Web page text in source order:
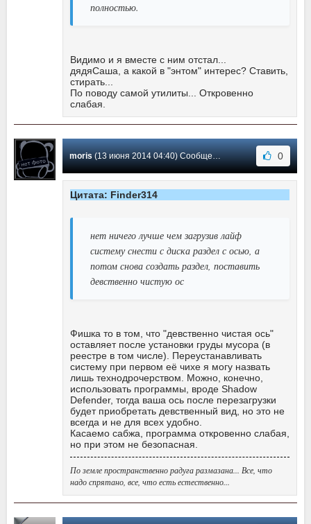
полностью.
Видимо и я вместе с ним отстал...
дядяСаша, а какой в "энтом" интерес? Ставить,
стирать...
По поводу самой утилиты... Откровенно
слабая.
moris(13 июня 2014 04:40) Сообщение #176 0
Цитата: Finder314
нет ничего лучше чем загрузив лайф
систему снести с диска раздел с осью, а
потом снова создать раздел, поставить
девственно чистую ос
Фишка то в том, что "девственно чистая ось"
оставляет после установки груды мусора (в
реестре в том числе). Переустанавливать
систему при первом её чихе я могу назвать
лишь технодрочерством. Можно, конечно,
использовать программы, вроде Shadow
Defender, тогда ваша ось после перезагрузки
будет приобретать девственный вид, но это не
всегда и не для всех удобно.
Касаемо сабжа, программа откровенно слабая,
но при этом не безопасная.
По земле пространственно радуга размазана... Все, что
надо спрятано, все, что есть естественно...